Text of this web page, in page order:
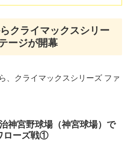
クライマックスシリー
ージが開幕
、クライマックスシリーズ ファ
神宮野球場（神宮球場）で
ローズ戦①